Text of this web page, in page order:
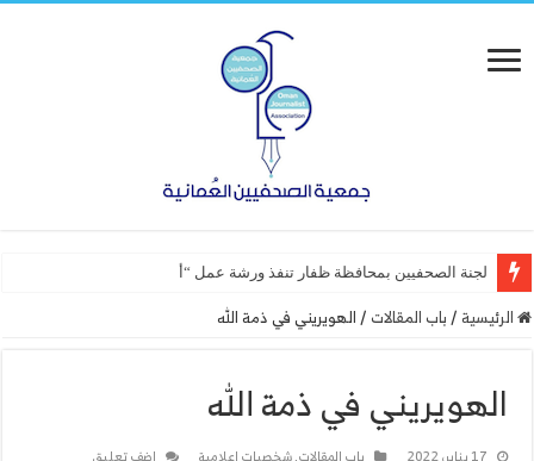
لجنة الصحفيين بمحافظة ظفار تنفذ ورشة عمل “أساسيات التصميم
الرئيسية /باب المقالات /الهويريني في ذمة الله
الهويريني في ذمة الله
17 يناير، 2022 باب المقالات,شخصيات إعلامية
اضف تعليق